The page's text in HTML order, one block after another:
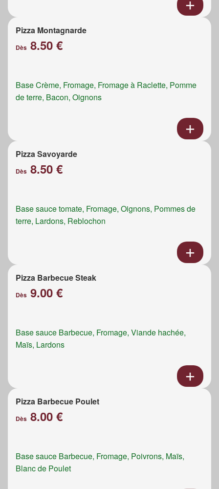
Pizza Montagnarde
Dès 8.50 €
Base Crème, Fromage, Fromage à Raclette, Pomme
de terre, Bacon, Oignons
Pizza Savoyarde
Dès 8.50 €
Base sauce tomate, Fromage, Oignons, Pommes de
terre, Lardons, Reblochon
Pizza Barbecue Steak
Dès 9.00 €
Base sauce Barbecue, Fromage, Viande hachée,
Maïs, Lardons
Pizza Barbecue Poulet
Dès 8.00 €
Base sauce Barbecue, Fromage, Poivrons, Maïs,
Blanc de Poulet